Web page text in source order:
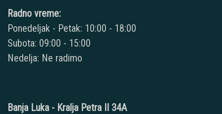
Radno vreme:
Ponedeljak - Petak: 10:00 - 18:00
Subota: 09:00 - 15:00
Nedelja: Ne radimo
Banja Luka - Kralja Petra II 34A